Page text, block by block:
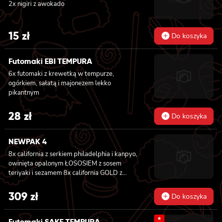
2x nigiri z awokado
15zł Do koszyka
Futomaki EBI TEMPURA
6x futomaki z krewetką w tempurze,
ogórkiem, sałatą i majonezem lekko
pikantnym
28 zł Do koszyka
NEWPAK 4
8x california z serkiem philadelphia i kanpyo,
owinięta opalonym ŁOSOSIEM z sosem
teriyaki i sezamem 8x california GOLD z
krewetką w tempurze, ogórkiem i
majonezem lekko pikantnym, sosem teriyaki i
sezamem owinięta WĘGORZEM 8x california
GOLD z krewetką w tempurze, ogórkiem i
majonezem lekko pikantnym owinięta
309 zł Do koszyka
★